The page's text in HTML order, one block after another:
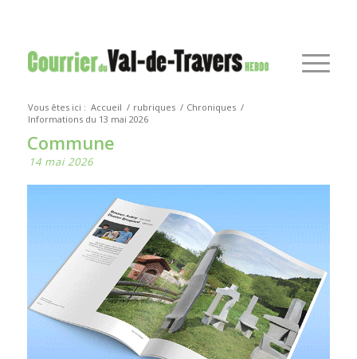
Vous êtes ici : Accueil / rubriques / Chroniques /
Informations du 13 mai 2026
Commune
14 mai 2026